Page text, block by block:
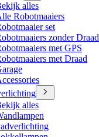
alles
Robotmaaiers
set
zonder Draad
met GPS
met Draad
alles